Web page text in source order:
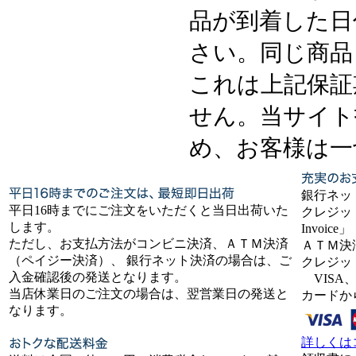
品が到着した
さい。同じ商
これは上記保
せん。当サイ
め、お客様は
平日16時までにご注文をいただくと当日出荷いた
します。
ただし、お支払方法がコンビニ決済、ＡＴＭ決済
（ペイジー決済）、 銀行ネット決済の場合は、ご
入金確認後の発送となります。
当店休業日のご注文の場合は、翌営業日の発送と
なります。
銀行ネッ
クレジッ
Invoice」
ＡＴＭ
クレジッ
VISA、
カード
詳しくは